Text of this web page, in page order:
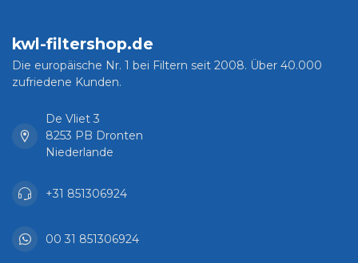
kwl-filtershop.de
Die europäische Nr. 1 bei Filtern seit 2008. Über 40.000
zufriedene Kunden.
De Vliet 3
8253 PB Dronten
Niederlande
+31 851306924
00 31 851306924